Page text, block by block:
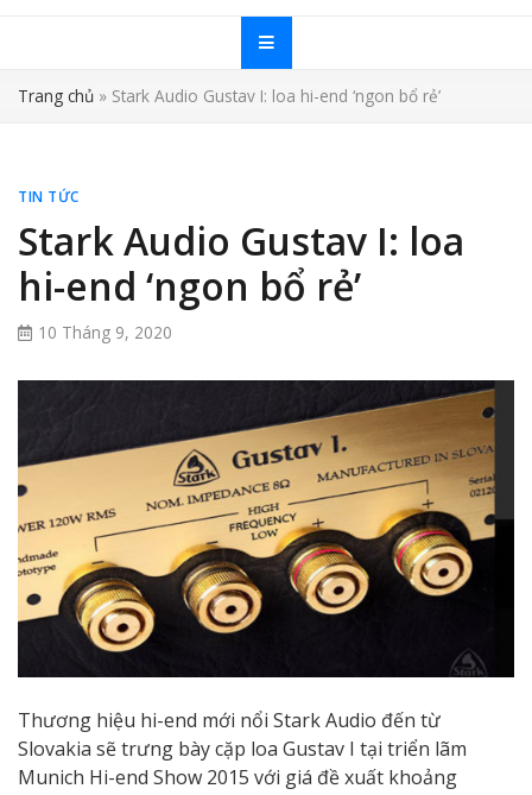
Trang chủ » Stark Audio Gustav I: loa hi-end ‘ngon bổ rẻ’
TIN TỨC
Stark Audio Gustav I: loa
hi-end ‘ngon bổ rẻ’
10 Tháng 9, 2020
Thương hiệu hi-end mới nổi Stark Audio đến từ
Slovakia sẽ trưng bày cặp loa Gustav I tại triển lãm
Munich Hi-end Show 2015 với giá đề xuất khoảng